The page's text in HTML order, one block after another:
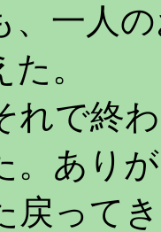
一人
。
れで終
。あり
戻って